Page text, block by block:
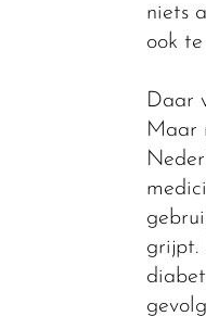
niets
ook
Daar
Maar
grijpt.